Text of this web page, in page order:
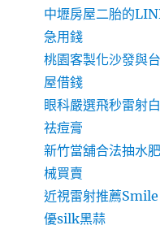
中壢房屋二胎的
急用錢
桃園客製化沙發與
屋借錢
眼科嚴選飛秒雷射
祛痘膏
新竹當舖合法抽水
械買賣
近視雷射推薦
優silk黑蒜